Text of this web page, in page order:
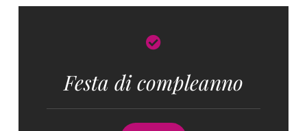
Festa di compleanno